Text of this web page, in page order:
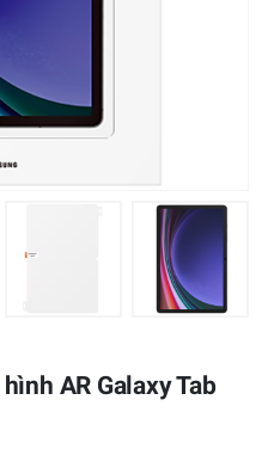
AR Galaxy Tab